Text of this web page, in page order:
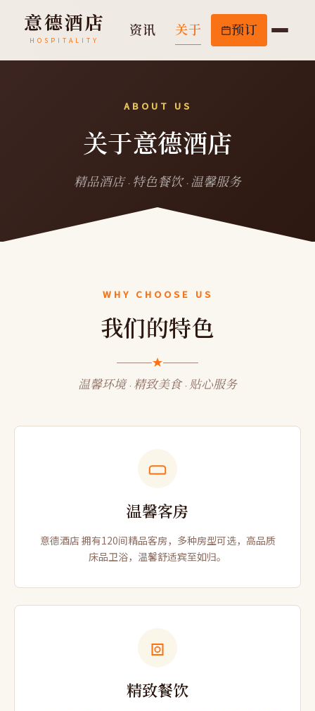
意德酒店
HOSPITALITY
资讯 关于 预订
ABOUT US
关于意德酒店
精品酒店 · 特色餐饮 · 温馨服务
WHY CHOOSE US
我们的特色
温馨环境 · 精致美食 · 贴心服务
温馨客房
意德酒店 拥有120间精品客房，多种房型可选，高品质
床品卫浴，温馨舒适宾至如归。
精致餐饮